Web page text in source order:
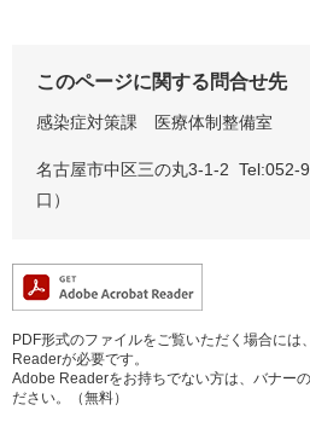
このページに関する問合せ先
感染症対策課 医療体制整備室
名古屋市中区三の丸3-1-2 Tel:052-
口）
PDF形式のファイルをご覧いただく場合に
Readerが必要です。
Adobe Readerをお持ちでない方は、バナー
ださい。（無料）